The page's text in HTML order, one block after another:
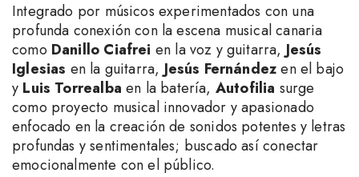
Integrado por músicos experimentados con una
profunda conexión con la escena musical canaria
como Danillo Ciafrei en la voz y guitarra,Jesús
Iglesias en la guitarra,Jesús Fernándezen el bajo
y Luis Torrealba en la batería, Autofilia surge
como proyecto musical innovador y apasionado
enfocado en la creación de sonidos potentes y letras
profundas y sentimentales; buscado así conectar
emocionalmente con el público.